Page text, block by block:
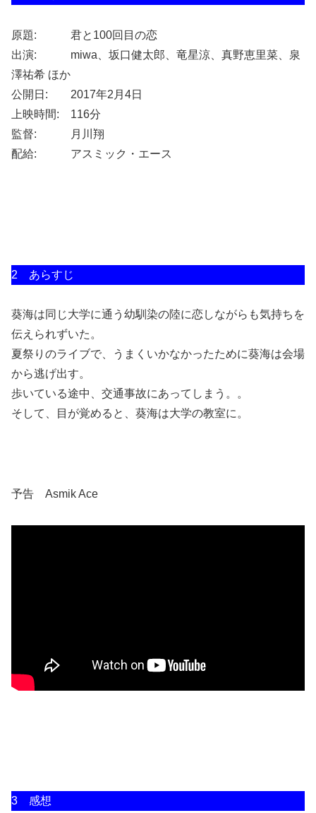
原題: 君と100回目の恋
出演: miwa、坂口健太郎、竜星涼、真野恵里菜、泉
澤祐希 ほか
公開日: 2017年2月4日
上映時間: 116分
監督: 月川翔
配給: アスミック・エース
2 あらすじ
葵海は同じ大学に通う幼馴染の陸に恋しながらも気持ちを
伝えられずいた。
夏祭りのライブで、うまくいかなかったために葵海は会場
から逃げ出す。
歩いている途中、交通事故にあってしまう。。
そして、目が覚めると、葵海は大学の教室に。
予告 Asmik Ace
3 感想